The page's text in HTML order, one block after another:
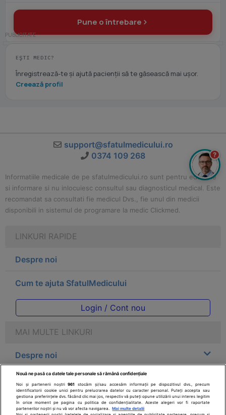
Pune o întrebare
EȘTI MEDIC?
Înregistrează-te și ajută pacienții să te găsească mai ușor.
Creează profil
support@sfatulmedicului.ro
0374 109 268
Informatiile medicale de pe sfatulmedicului.ro sunt pentru educatie
si informare si nu inlocuiesc consultul sau diagnosticul medical. Este
recomandat sa consultati fie medicul Dvs., fie unul din medicii
disponibili in sistemul de programare la medic Clickmed.
LINKURI RAPIDE
Despre noi
Cum te ajuta SfatulMedicului
Login / Cont nou
MAI MULTE LINKURI
Despre noi
Legal
Drepturile consumatorului
?
Nouă ne pasă ca datele tale personale să rămână confidențiale
Noi și partenerii noștri961
stocăm și/sau accesăm informații pe dispozitivul dvs., precum
identificatorii cookie unici pentru prelucrarea datelor cu caracter personal. Puteți accepta sau
gestiona preferințele dvs. făcând clic mai jos, respectiv vă puteți opune utilizării unui interes legitim
în orice moment pe pagina cu politica de confidențialitate. Aceste alegeri vor fi raportate
partenerilor noștri și nu vă vor afecta navigarea.
Mai multe detalii